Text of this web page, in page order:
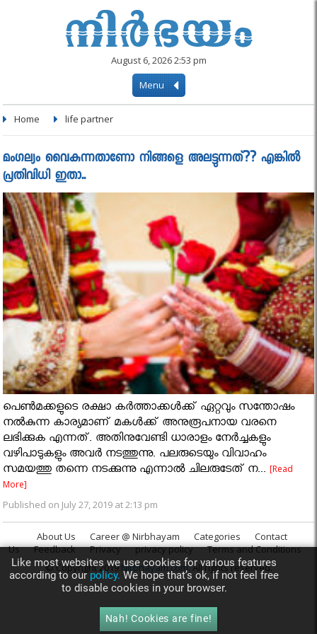
August 6, 2026 2:53 pm
Menu
Home life partner
മംഗല്യം വൈകുന്നതാണോ നിങ്ങളെ അലട്ടുന്നത്?? എങ്കിൽ
പ്രതിവിധി ഇതാ..
പെൺമക്കളുടെ രക്ഷാ കർത്താക്കൾക്ക് ഏറ്റവും സന്തോഷം
നൽകുന്ന കാര്യമാണ് മകൾക്ക് അനുരൂപനായ വരനെ
ലഭിക്കുക എന്നത്. അതിനുവേണ്ടി ധാരാളം നേർച്ചകളും
വഴിപാടുകളും അവർ നടത്തുന്നു. പലരുടെയും വിവാഹം
സമയത്തു തന്നെ നടക്കുന്നു എന്നാൽ ചിലരുടേത് ന...[Read
More]
Published on July 27, 2019 at 2:13 pm
About Us Career @ Nirbhayam Categories
Contact
Us
Feedback Privacy privacy policy
Terms and Conditions
© Copyright 2019Nirbhayam.com. All rights reserved.
Like most websites we use cookies for various features
according to ourpolicy.We hope that’s ok, if not feel free
to disable cookies in your browser.
Nah! Cookies are fine!